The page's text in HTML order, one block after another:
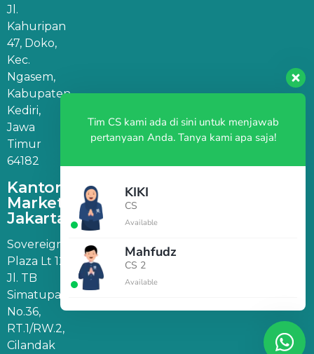
Jl.
Kahuripan
47, Doko,
Kec.
Ngasem,
Kabupaten
Kediri,
Jawa
Timur
64182
Kantor
Marketing
Jakarta
Sovereign
Plaza Lt 12,
Jl. TB
Simatupang
No.36,
RT.1/RW.2,
Cilandak
Tim CS kami ada di sini untuk menjawab
pertanyaan Anda. Tanya kami apa saja!
KIKI
CS
Available
Mahfudz
CS 2
Available